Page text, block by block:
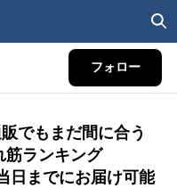
フォロー
でもまだ間に合う
筋ランキング
日までにお届け可能